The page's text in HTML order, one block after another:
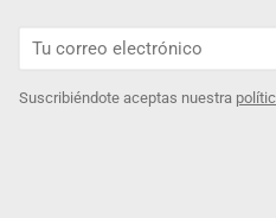
Suscribiéndote aceptas nuestra